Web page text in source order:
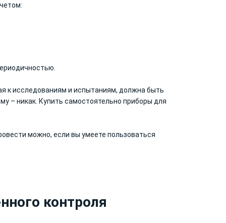
к исследованиям и испытаниям, должна быть
– никак. Купить самостоятельно приборы для
можно, если вы умеете пользоваться
контроля